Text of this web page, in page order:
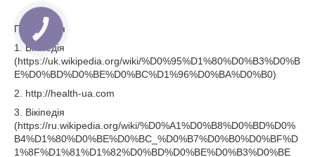
Посилання
1. Вікіпедія
(https://uk.wikipedia.org/wiki/%D0%95%D1%80%D0%B3%D0%B
E%D0%BD%D0%BE%D0%BC%D1%96%D0%BA%D0%B0)
2. http://health-ua.com
3. Вікіпедія
(https://ru.wikipedia.org/wiki/%D0%A1%D0%B8%D0%BD%D0%
B4%D1%80%D0%BE%D0%BC_%D0%B7%D0%B0%D0%BF%D
1%8F%D1%81%D1%82%D0%BD%D0%BE%D0%B3%D0%BE_